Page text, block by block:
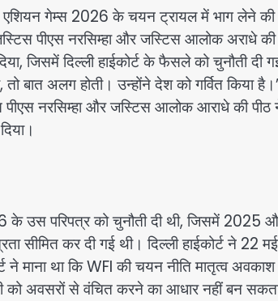
एशियन गेम्स 2026 के चयन ट्रायल में भाग लेने की
पीएस नरसिम्हा और जस्टिस आलोक अराधे
जिसमें दिल्ली हाईकोर्ट के फैसले को चुनौती दी
बात अलग होती। उन्होंने देश को गर्वित किया
नरसिम्हा और जस्टिस आलोक आराधे की पीठ
उस परिपत्र को चुनौती दी थी, जिसमें 2025
सीमित कर दी गई थी। दिल्ली हाईकोर्ट ने 22
ने माना था कि WFI की चयन नीति मातृत्व
को अवसरों से वंचित करने का आधार नहीं बन